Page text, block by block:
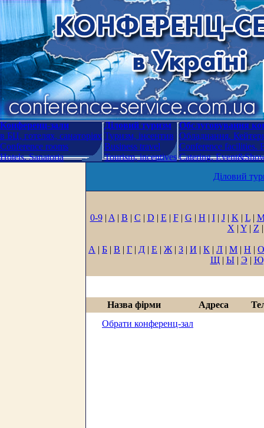
Конференц-зали
в БЦ, готелях, санаторіях
Conference rooms
Hotels. Sanatoria
Діловий туризм
Туризм, інсентив
Business travel
Tourism, incentives
Обслуговування
Обладнання.
Conference facilities.
Catering.
Діловий
0-9| A | B | C | D | E | F| G | H | I| J| K | L|
X | Y| Z |
А | Б | В | Г | Д | Е | Ж | З | И | К | Л | М | Н | О
Щ| Ы| Э | Ю
Назва фірми Адреса
Обрати конференц-зал